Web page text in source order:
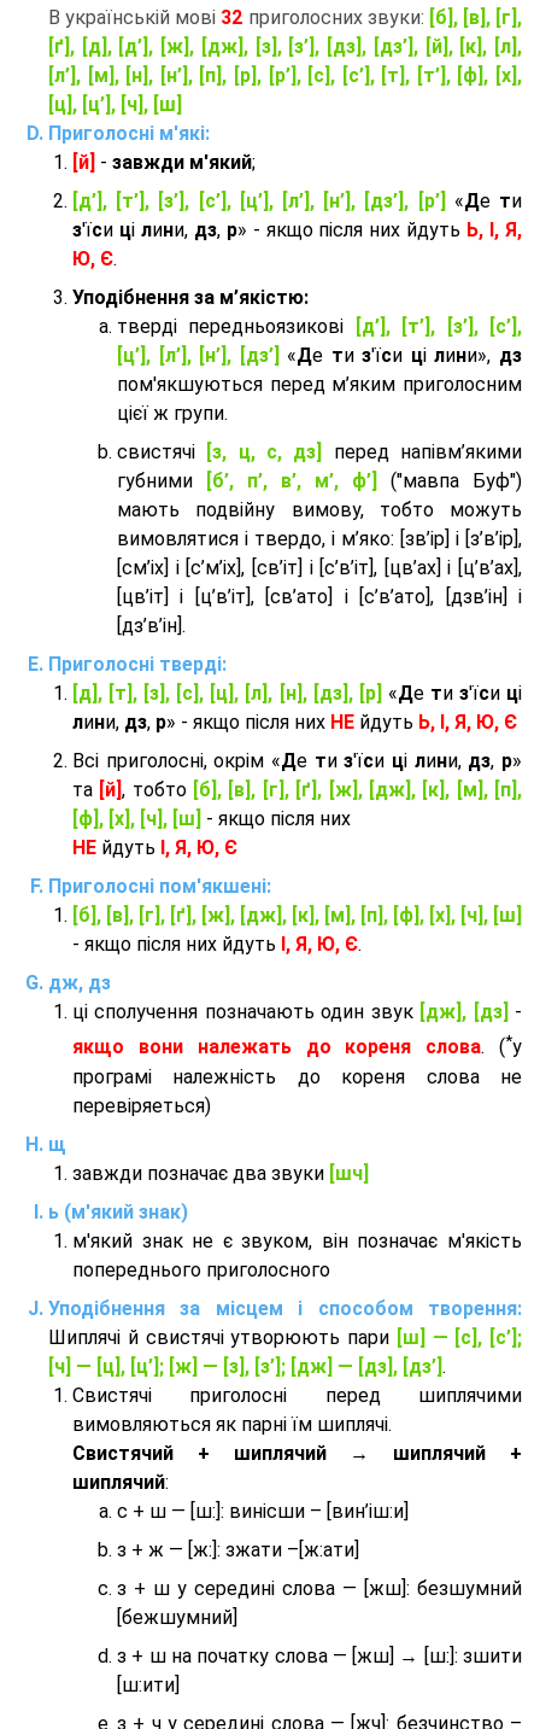
В українській мові 32 приголосних звуки: [б], [в], [г],
[ґ], [д], [д’], [ж], [дж], [з], [з’], [дз], [дз’], [й], [к], [л],
[л’], [м], [н], [н’], [п], [р], [р’], [с], [с’], [т], [т’], [ф], [х],
[ц], [ц’], [ч], [ш]
Приголосні м'які:
[й] - завжди м'який;
[д’], [т’], [з’], [с’], [ц’], [л’], [н’], [дз’], [р’]
«Де ти
з'їси ці лини, дз, р» - якщо після них йдуть Ь, І, Я,
Ю, Є.
Уподібнення за м’якістю:
тверді передньоязикові
[д’], [т’], [з’], [с’],
[ц’], [л’], [н’], [дз’] «Де тиз'їси цілини», дз
пом'якшуються перед м’яким приголосним
цієї ж групи.
cвистячі
[з, ц, с, дз]
перед напівм’якими
губними
[б’, п’, в’, м’, ф’]
("мавпа Буф")
мають подвійну вимову, тобто можуть
вимовлятися і твердо, і м’яко: [зв’ір] і [з’в’ір],
[см’іх] і [с’м’іх], [св’іт] і [с’в’іт], [цв’ах] і [ц’в’ах],
[цв’іт] і [ц’в’іт], [св’ато] і [с’в’ато], [дзв’iн] і
[дз’в’iн].
Приголосні тверді:
[д], [т], [з], [с], [ц], [л], [н], [дз], [р] «Де ти з'їси ці
лини, дз, р» - якщо після них НЕ йдуть Ь, І, Я, Ю, Є
Всі приголосні, окрім «Де тиз'їси ці лини, дз, р»
та [й], тобто [б], [в], [г], [ґ], [ж], [дж], [к], [м], [п],
[ф], [х], [ч], [ш] - якщо після них
НЕ йдуть І, Я, Ю, Є
Приголосні пом'якшені:
[б], [в], [г], [ґ], [ж], [дж], [к], [м], [п], [ф], [х], [ч], [ш]
- якщо після них йдуть І, Я, Ю, Є.
дж, дз
ці сполучення позначають один звук [дж], [дз] -
якщо вони належать до кореня слова. (*у
програмі належність до кореня слова не
перевіряеться)
щ
завжди позначає два звуки [шч]
ь (м'який знак)
м'який знак не є звуком, він позначає м'якість
попереднього приголосного
Уподібнення за місцем і способом творення:
Шиплячі й свистячі утворюють пари [ш] — [c], [с’];
[ч] — [ц], [ц’]; [ж] — [з], [з’]; [дж] — [дз], [дз’] .
Свистячі приголосні перед шиплячими
вимовляються як парні їм шиплячі.
Cвистячий + шиплячий → шиплячий +
шиплячий:
с + ш — [ш:]: винісши – [вин’іш:и]
з + ж — [ж:]: зжати –[ж:ати]
з + ш у середині слова — [жш]: безшумний
[бежшумний]
з + ш на початку слова — [жш] → [ш:]: зшити
[ш:ити]
з + ч у середині слова — [жч]: безчинство –